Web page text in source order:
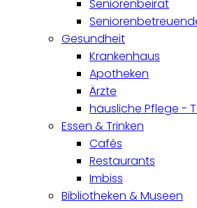
Seniorenbeirat
Gesundheit
Krankenhaus
Apotheken
Ärzte
häusliche Pflege -
Essen & Trinken
Cafés
Restaurants
Imbiss
Bibliotheken & Museen